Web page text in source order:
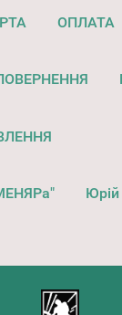
ОПЛАТА